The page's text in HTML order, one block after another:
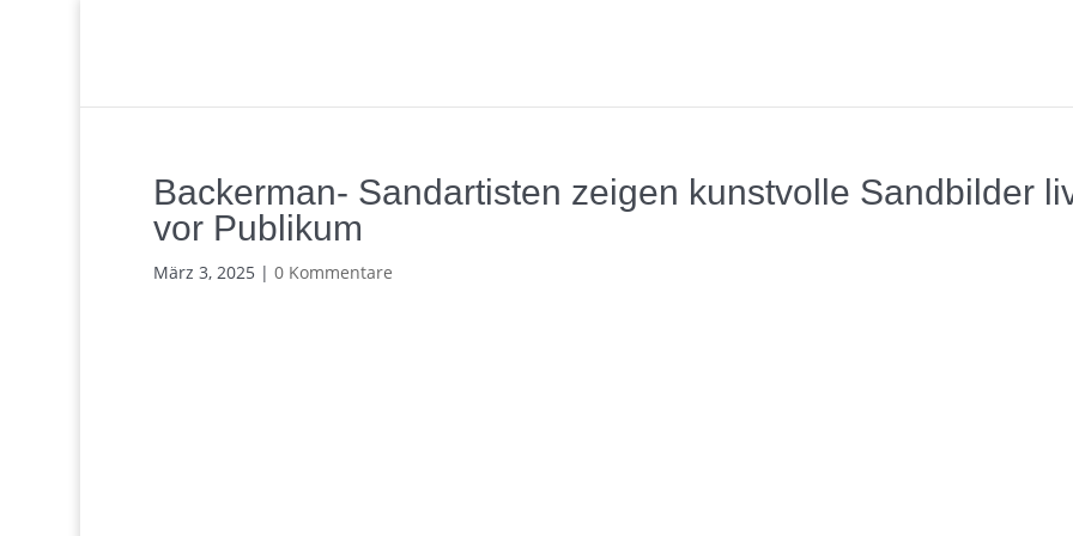
Backerman- Sandartisten zeigen kunstvolle Sandbilder
vor Publikum
März 3, 2025| 0 Kommentare